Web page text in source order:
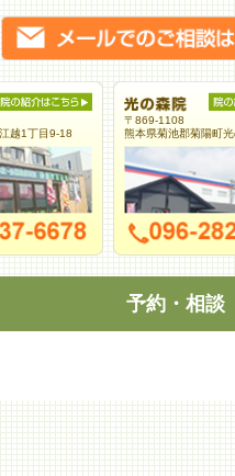
越1丁目9-18
〒869-1108
熊本県菊池郡菊陽町
予約・相談